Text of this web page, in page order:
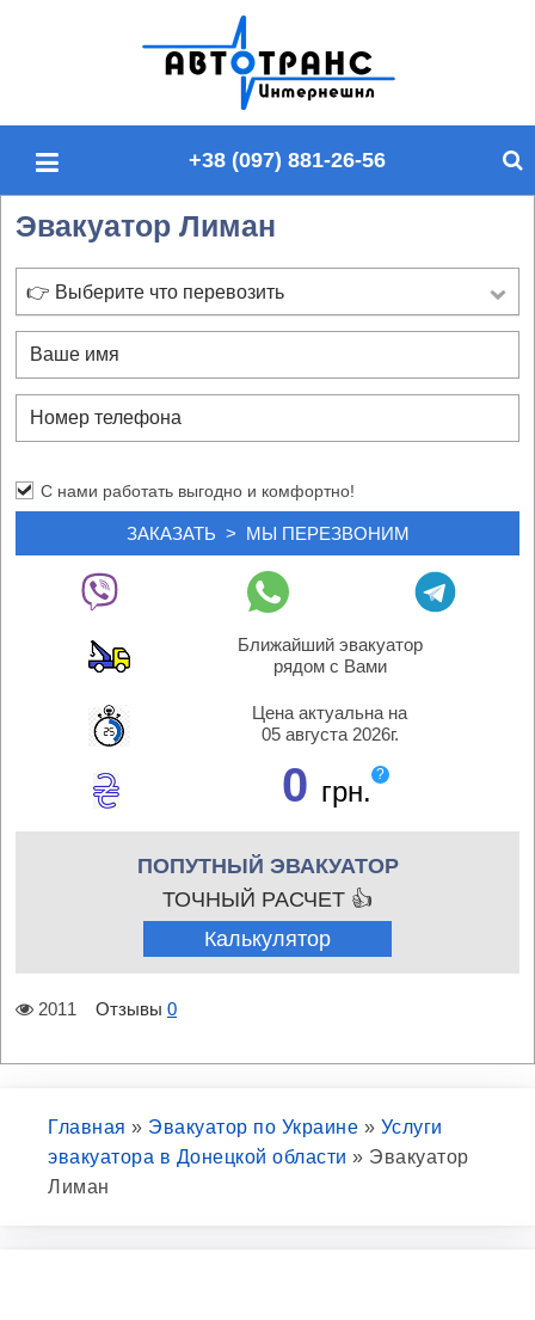
п
й
у
+38 (097) 881-26-56
Эвакуатор Лиман
👉 Выберите что перевозить
С нами работать выгодно и комфортно!
Ближайший эвакуатор
рядом с Вами
Цена актуальна на
05 августа 2026г.
0 грн.
?
ПОПУТНЫЙ ЭВАКУАТОР
ТОЧНЫЙ РАСЧЕТ 👍
Калькулятор
2011 Отзывы 0
Главная » Эвакуатор по Украине » Услуги
эвакуатора в Донецкой области » Эвакуатор
Лиман